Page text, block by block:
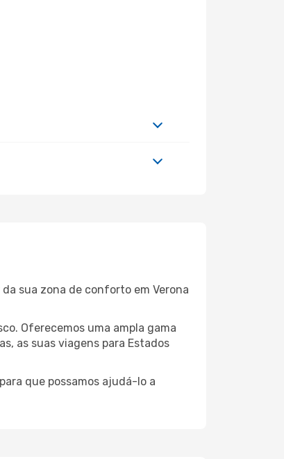
sua zona de conforto em Verona
Oferecemos uma ampla gama
as suas viagens para Estados
que possamos ajudá-lo a